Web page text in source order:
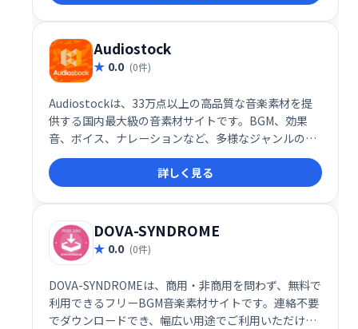
Audiostock
0.0 (0件)
Audiostockは、33万点以上の高品質な音楽素材を提
供する国内最大級の音素材サイトです。BGM、効果
音、ボイス、ナレーションなど、多様なジャンルの著
作権フリー音素材をMP3やWAV形式で販売。無料素材
も充実しており、映像制作やゲーム開発など幅広い用
途でご利用いただけます。
詳しく見る
DOVA-SYNDROME
0.0 (0件)
DOVA-SYNDROMEは、商用・非商用を問わず、無料で
利用できるフリーBGM音楽素材サイトです。連絡不要
でダウンロードでき、幅広い用途でご利用いただけま